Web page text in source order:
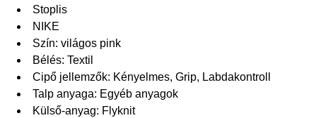
Stoplis
NIKE
Szín: világos pink
Bélés: Textil
Cipő jellemzők: Kényelmes, Grip, Labdakontroll
Talp anyaga: Egyéb anyagok
Külső-anyag: Flyknit